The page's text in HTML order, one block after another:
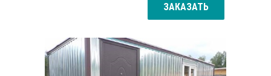
ЗАКАЗАТЬ